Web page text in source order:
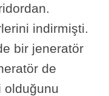
indirmişti.
bir jeneratör
de
olduğunu